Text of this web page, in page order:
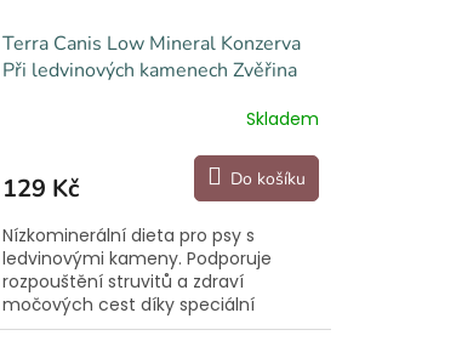
Terra Canis Low Mineral Konzerva
Při ledvinových kamenech Zvěřina
Skladem
129 Kč Do košíku
Nízkominerální dieta pro psy s
ledvinovými kameny. Podporuje
rozpouštění struvitů a zdraví
močových cest díky speciální
receptuře.